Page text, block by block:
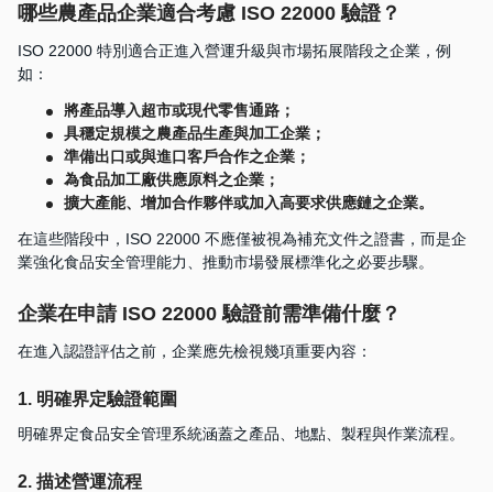
哪些農產品企業適合考慮 ISO 22000 驗證？
ISO 22000 特別適合正進入營運升級與市場拓展階段之企業，例
如：
將產品導入超市或現代零售通路；
具穩定規模之農產品生產與加工企業；
準備出口或與進口客戶合作之企業；
為食品加工廠供應原料之企業；
擴大產能、增加合作夥伴或加入高要求供應鏈之企業。
在這些階段中，ISO 22000 不應僅被視為補充文件之證書，而是企
業強化食品安全管理能力、推動市場發展標準化之必要步驟。
企業在申請 ISO 22000 驗證前需準備什麼？
在進入認證評估之前，企業應先檢視幾項重要內容：
1. 明確界定驗證範圍
明確界定食品安全管理系統涵蓋之產品、地點、製程與作業流程。
2. 描述營運流程